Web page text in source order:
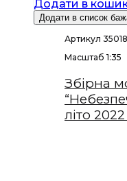
Додати в
Додати в список
Артикул 35018
Масштаб 1:35
Збірна
літо